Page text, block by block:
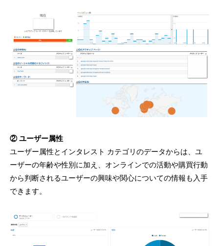
② ユーザー属性
ユーザー属性とインタレスト カテゴリのデータからは、ユ
ーザーの年齢や性別に加え、オンラインでの活動や購買行動
から判断されるユーザーの興味や関心についての情報も入手
できます。